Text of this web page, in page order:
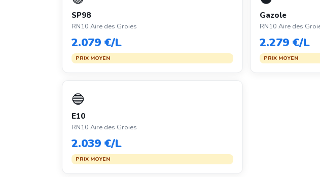
SP98
RN10 Aire des Groies
2.079 €/L
PRIX MOYEN
Gazole
RN10 Aire des
2.279 €/L
PRIX MOYEN
🔵
E10
RN10 Aire des Groies
2.039 €/L
PRIX MOYEN